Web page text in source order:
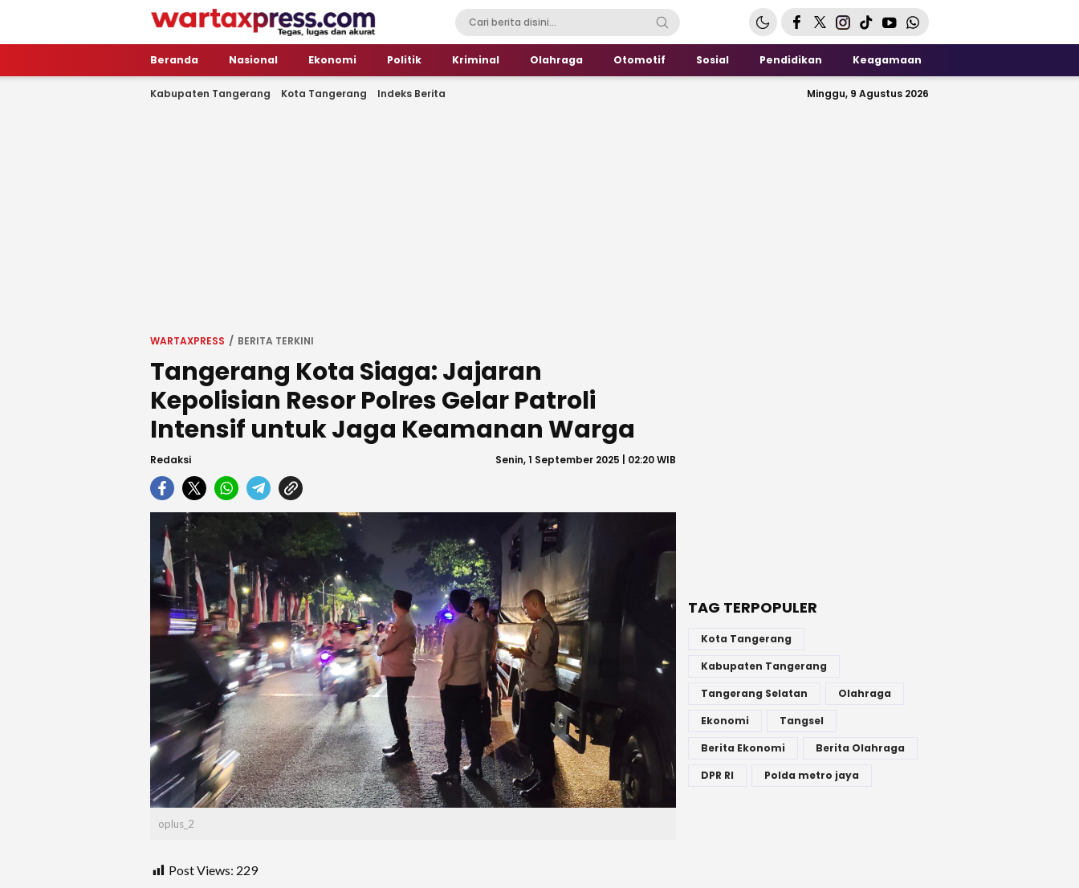
WartaXpress
Tegas, Lugas dan Akurat
Beranda Nasional Ekonomi Politik Kriminal Olahraga Otomotif Sosial Pendidikan Keagamaan
Kabupaten Tangerang Kota Tangerang Indeks Berita Minggu, 9 Agustus 2026
WARTAXPRESS BERITA TERKINI
Tangerang Kota Siaga: Jajaran
Kepolisian Resor Polres Gelar Patroli
Intensif untuk Jaga Keamanan Warga
Redaksi Senin, 1 September 2025 | 02:20 WIB
oplus_2
Post Views: 229
TAG TERPOPULER
Kota Tangerang
Kabupaten Tangerang
Tangerang Selatan
Olahraga
Ekonomi
Tangsel
Berita Ekonomi
Berita Olahraga
DPR RI
Polda metro jaya